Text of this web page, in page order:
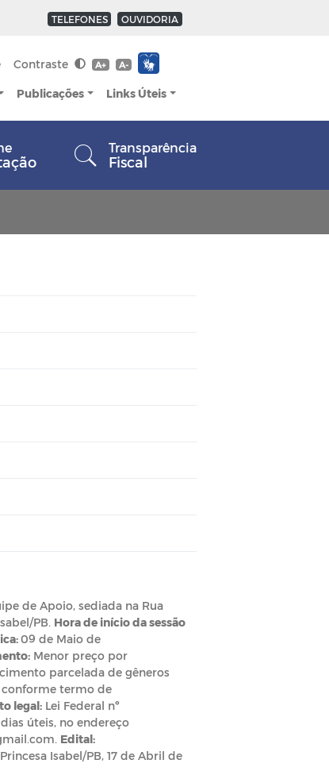
TELEFONES OUVIDORIA
Contraste A+ A-
Publicações Links Úteis
Transparência
Fiscal
de Apoio, sediada na Rua
PB. Hora de início da sessão
09 de Maio de
Menor preço por
parcelada de gêneros
conforme termo de
legal:Lei Federal nº
úteis, no endereço
. Edital:
Isabel/PB, 17 de Abril de